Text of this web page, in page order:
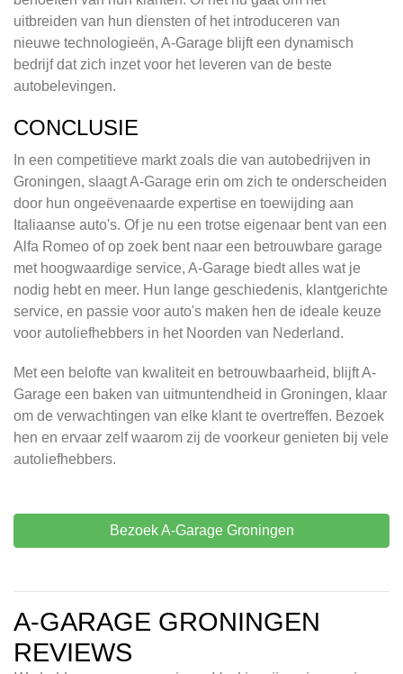
uitbreiden van hun diensten of het introduceren van
nieuwe technologieën, A-Garage blijft een dynamisch
bedrijf dat zich inzet voor het leveren van de beste
autobelevingen.
CONCLUSIE
In een competitieve markt zoals die van autobedrijven in
Groningen, slaagt A-Garage erin om zich te onderscheiden
door hun ongeëvenaarde expertise en toewijding aan
Italiaanse auto's. Of je nu een trotse eigenaar bent van een
Alfa Romeo of op zoek bent naar een betrouwbare garage
met hoogwaardige service, A-Garage biedt alles wat je
nodig hebt en meer. Hun lange geschiedenis, klantgerichte
service, en passie voor auto's maken hen de ideale keuze
voor autoliefhebbers in het Noorden van Nederland.
Met een belofte van kwaliteit en betrouwbaarheid, blijft A-
Garage een baken van uitmuntendheid in Groningen, klaar
om de verwachtingen van elke klant te overtreffen. Bezoek
hen en ervaar zelf waarom zij de voorkeur genieten bij vele
autoliefhebbers.
Bezoek A-Garage Groningen
A-GARAGE GRONINGEN
REVIEWS